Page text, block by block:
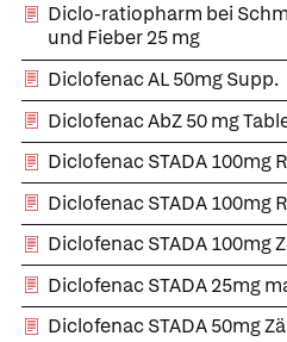
Diclo-ratiopharm bei
und Fieber 25 mg
Diclofenac AL 50mg Supp.
Diclofenac AbZ 50 mg
Diclofenac STADA 100mg
Diclofenac STADA 100mg
Diclofenac STADA 100mg
Diclofenac STADA 25mg
Diclofenac STADA 50mg